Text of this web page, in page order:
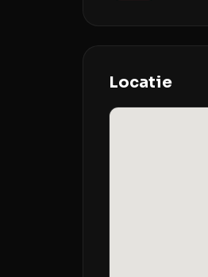
Locatie